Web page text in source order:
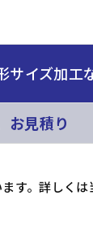
サイズ加工
お見積り
す。詳しく